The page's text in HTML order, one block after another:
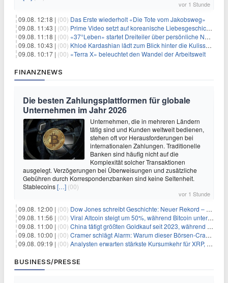
vor 1 Stunde
09.08. 12:18 | (00) Das Erste wiederholt «Die Tote vom Jakobsweg»
09.08. 11:43 | (00) Prime Video setzt auf koreanische Liebesgeschichte
09.08. 11:18 | (00) «37°Leben» startet Dreiteiler über persönliche Neuanfänge
09.08. 10:43 | (00) Khloé Kardashian lädt zum Blick hinter die Kulissen ihres Freundeskreises
09.08. 10:17 | (00) «Terra X» beleuchtet den Wandel der Arbeitswelt
FINANZNEWS
Die besten Zahlungsplattformen für globale
Unternehmen im Jahr 2026
Unternehmen, die in mehreren Ländern
tätig sind und Kunden weltweit bedienen,
stehen oft vor Herausforderungen bei
internationalen Zahlungen. Traditionelle
Banken sind häufig nicht auf die
Komplexität solcher Transaktionen
ausgelegt. Verzögerungen bei Überweisungen und zusätzliche
Gebühren durch Korrespondenzbanken sind keine Seltenheit.
Stablecoins[…] (00)
vor 1 Stunde
09.08. 12:00 | (00) Dow Jones schreibt Geschichte: Neuer Rekord – und Amazon knackt die nächste Billionen-Marke
09.08. 11:56 | (00) Viral Altcoin steigt um 50%, während Bitcoin unter $65.000 fällt
09.08. 11:00 | (00) China tätigt größten Goldkauf seit 2023, während Goldpreis um 8% steigt
09.08. 10:00 | (00) Cramer schlägt Alarm: Warum dieser Börsen-Crash die beste Einstiegschance seit Monaten ist
09.08. 09:19 | (00) Analysten erwarten stärkste Kursumkehr für XRP, während Polymarket skeptisch bleibt
BUSINESS/PRESSE